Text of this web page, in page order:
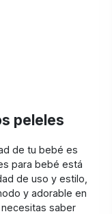
peleles
de tu bebé es
para bebé está
de uso y estilo,
y adorable en
saber